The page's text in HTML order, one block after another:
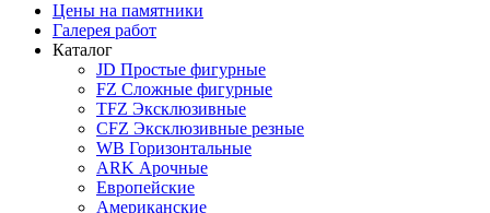
Цены на памятники
Галерея работ
Каталог
JD Простые фигурные
FZ Сложные фигурные
TFZ Эксклюзивные
CFZ Эксклюзивные резные
WB Горизонтальные
ARK Арочные
Европейские
Американские